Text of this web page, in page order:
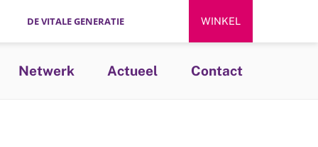
DE VITALE GENERATIE WINKEL
Netwerk Actueel Contact